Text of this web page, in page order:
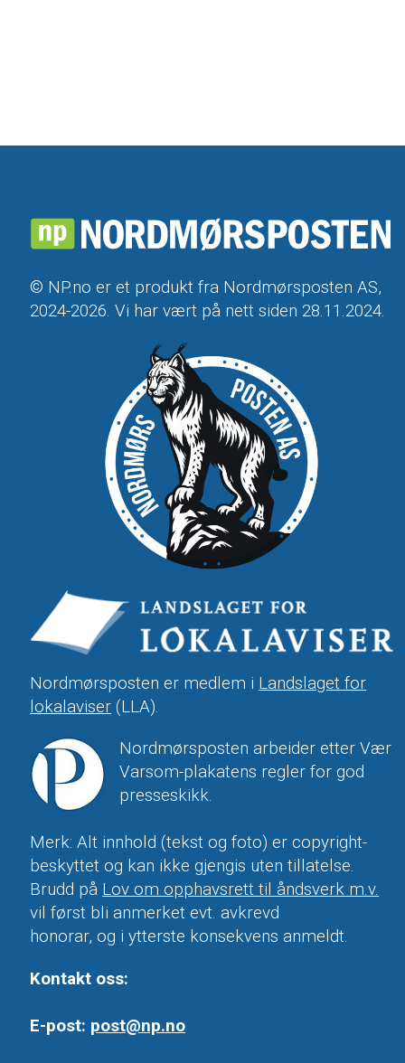
© NP.no er et produkt fra Nordmørsposten AS,
2024-2026. Vi har vært på nett siden 28.11.2024.
Nordmørsposten er medlem i Landslaget for
lokalaviser (LLA).
Nordmørsposten arbeider etter Vær
Varsom-plakatens regler for god
presseskikk.
Merk: Alt innhold (tekst og foto) er copyright-
beskyttet og kan ikke gjengis uten tillatelse.
Brudd på Lov om opphavsrett til åndsverk m.v.
vil først bli anmerket evt. avkrevd
honorar, og i ytterste konsekvens anmeldt.
Kontakt oss:
E-post: post@np.no